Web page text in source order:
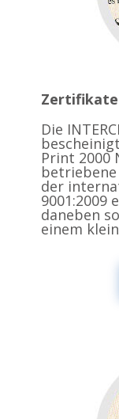
Zertifikate
Die
Print 2000
der
9001:2009
daneben
einem